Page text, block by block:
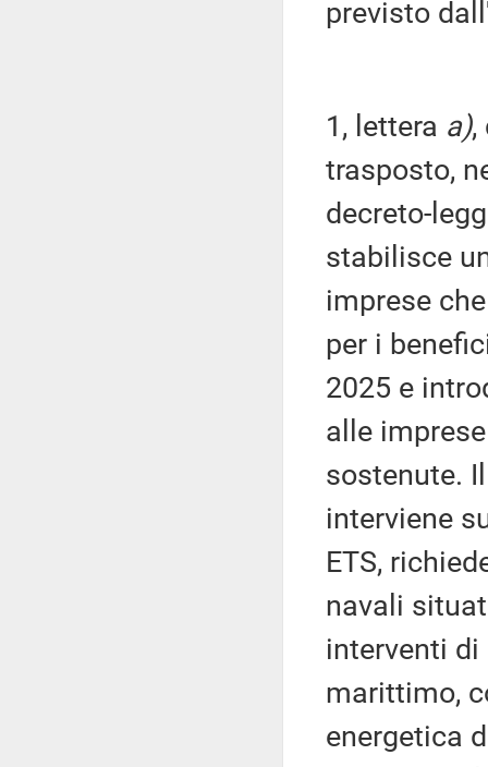
previsto
1, lettera a),
trasposto,
decreto-
stabilisce
imprese
per i
2025 e
alle
sostenute.
interviene
ETS,
navali
interventi di
marittimo,
energetica